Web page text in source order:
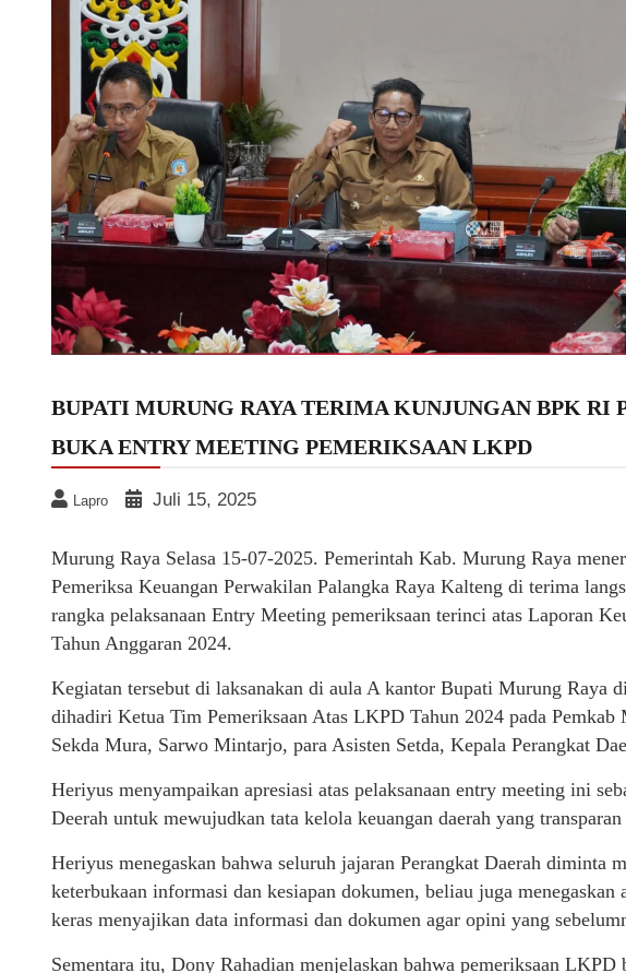
BUPATI MURUNG RAYA TERIMA KUNJUNGAN BPK RI
BUKA ENTRY MEETING PEMERIKSAAN LKPD
Lapro Juli 15, 2025
Murung Raya Selasa 15-07-2025. Pemerintah Kab. Murung Raya
Pemeriksa Keuangan Perwakilan Palangka Raya Kalteng di terima
rangka pelaksanaan Entry Meeting pemeriksaan terinci atas Laporan
Tahun Anggaran 2024.
Kegiatan tersebut di laksanakan di aula A kantor Bupati Murung Raya
dihadiri Ketua Tim Pemeriksaan Atas LKPD Tahun 2024 pada
Sekda Mura, Sarwo Mintarjo, para Asisten Setda, Kepala Perangkat
Heriyus menyampaikan apresiasi atas pelaksanaan entry meeting ini
Deerah untuk mewujudkan tata kelola keuangan daerah yang
Heriyus menegaskan bahwa seluruh jajaran Perangkat Daerah diminta
keterbukaan informasi dan kesiapan dokumen, beliau juga menegaskan
keras menyajikan data informasi dan dokumen agar opini yang
Sementara itu, Dony Rahadian menjelaskan bahwa pemeriksaan